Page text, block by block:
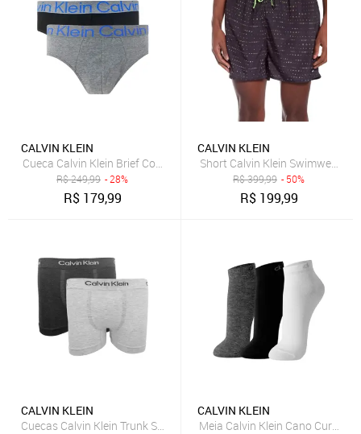
CALVIN KLEIN
Cueca Calvin Klein Brief Cotton Stretch Preta e Cinza Blu Logo Pack
R$249,99 - 28%
R$ 179,99
CALVIN KLEIN
Short Calvin Klein Swimwear
R$399,99 - 50%
R$ 199,99
CALVIN KLEIN
Cuecas Calvin Klein Trunk Seamless Viscose Logo Mescla Chumbo
CALVIN KLEIN
Meia Calvin Klein Cano Curto